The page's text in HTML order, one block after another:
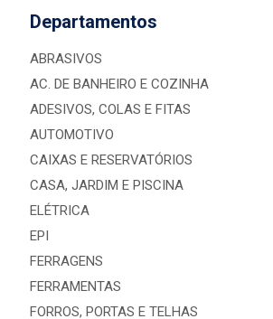
Departamentos
ABRASIVOS
AC. DE BANHEIRO E COZINHA
ADESIVOS, COLAS E FITAS
AUTOMOTIVO
CAIXAS E RESERVATÓRIOS
CASA, JARDIM E PISCINA
ELÉTRICA
EPI
FERRAGENS
FERRAMENTAS
FORROS, PORTAS E TELHAS